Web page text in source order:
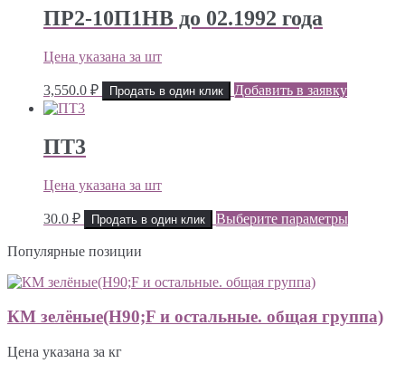
ПР2-10П1НВ до 02.1992 года
Цена указана за шт
3,550.0 ₽ Продать в один клик Добавить в заявку
ПТ3
Цена указана за шт
30.0 ₽ Продать в один клик Выберите параметры
Популярные позиции
КМ зелёные(H90;F и остальные. общая группа)
Цена указана за кг